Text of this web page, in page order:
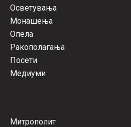
Осветувања
Монашења
Опела
Ракополагања
Посети
Медиуми
Митрополит